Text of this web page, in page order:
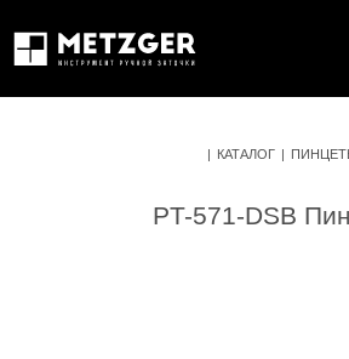
| КАТАЛОГ |
PT-571-DSB